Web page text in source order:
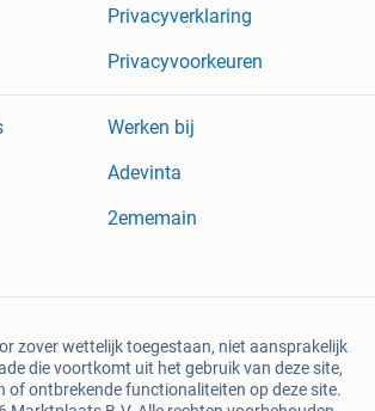
Privacyverklaring
Privacyvoorkeuren
Werken bij
Adevinta
2ememain
zover wettelijk toegestaan, niet aansprakelijk
die voortkomt uit het gebruik van deze site,
of ontbrekende functionaliteiten op deze site.